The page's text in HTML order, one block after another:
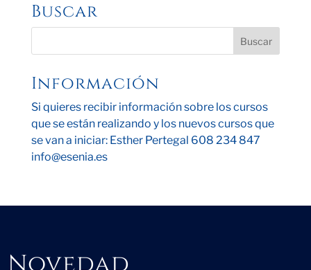
Buscar
Información
Si quieres recibir información sobre los cursos
que se están realizando y los nuevos cursos que
se van a iniciar: Esther Pertegal 608 234 847
info@esenia.es